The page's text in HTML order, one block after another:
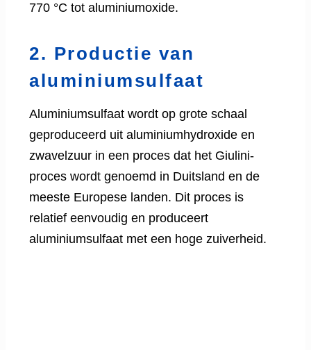
770 °C tot aluminiumoxide.
2. Productie van
aluminiumsulfaat
Aluminiumsulfaat wordt op grote schaal
geproduceerd uit aluminiumhydroxide en
zwavelzuur in een proces dat het Giulini-
proces wordt genoemd in Duitsland en de
meeste Europese landen. Dit proces is
relatief eenvoudig en produceert
aluminiumsulfaat met een hoge zuiverheid.